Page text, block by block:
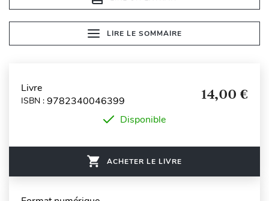
LIRE LE SOMMAIRE
Livre
ISBN : 9782340046399 14,00 €
Disponible
ACHETER LE LIVRE